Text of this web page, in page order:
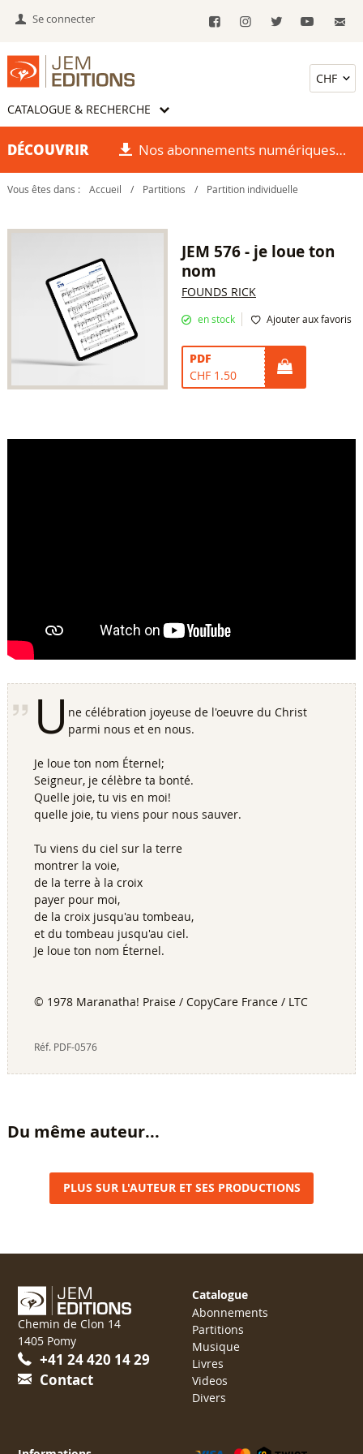
Se connecter
CATALOGUE & RECHERCHE
DÉCOUVRIR Nos abonnements numériques
Vous êtes dans : Accueil / Partitions / Partition individuelle
JEM 576 - je loue ton
nom
FOUNDS RICK
en stock Ajouter aux favoris
PDF
CHF 1.50
U ne célébration joyeuse de l'oeuvre du Christ
parmi nous et en nous.
Je loue ton nom Éternel;
Seigneur, je célèbre ta bonté.
Quelle joie, tu vis en moi!
quelle joie, tu viens pour nous sauver.
Tu viens du ciel sur la terre
montrer la voie,
de la terre à la croix
payer pour moi,
de la croix jusqu'au tombeau,
et du tombeau jusqu'au ciel.
Je loue ton nom Éternel.
© 1978 Maranatha! Praise / CopyCare France / LTC
Réf. PDF-0576
Du même auteur...
PLUS SUR L'AUTEUR ET SES PRODUCTIONS
Chemin de Clon 14
1405 Pomy
+41 24 420 14 29
Contact
Catalogue
Abonnements
Partitions
Musique
Livres
Videos
Divers